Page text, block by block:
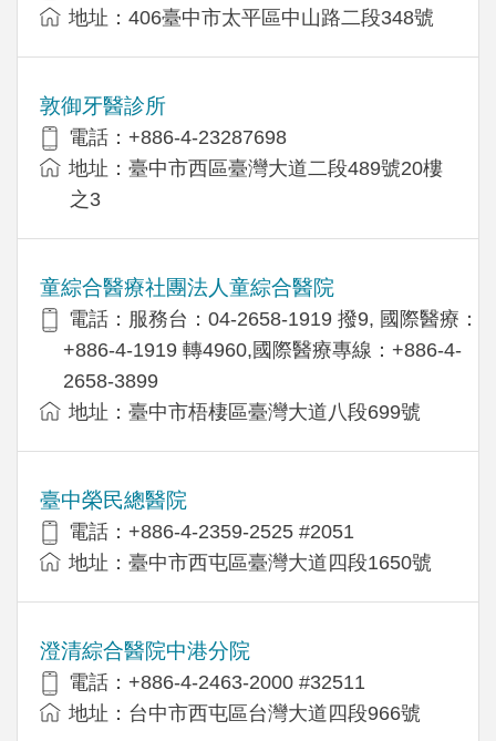
地址：406臺中市太平區中山路二段348號
敦御牙醫診所
電話：+886-4-23287698
地址：臺中市西區臺灣大道二段489號20樓
之3
童綜合醫療社團法人童綜合醫院
電話：服務台：04-2658-1919 撥9, 國際醫療：
+886-4-1919 轉4960,國際醫療專線：+886-4-
2658-3899
地址：臺中市梧棲區臺灣大道八段699號
臺中榮民總醫院
電話：+886-4-2359-2525 #2051
地址：臺中市西屯區臺灣大道四段1650號
澄清綜合醫院中港分院
電話：+886-4-2463-2000 #32511
地址：台中市西屯區台灣大道四段966號